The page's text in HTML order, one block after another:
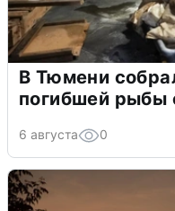
В Тюмени
погибшей рыбы
6 августа 0